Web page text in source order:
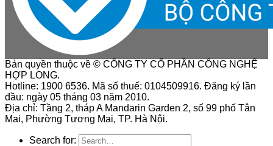
Bản quyền thuộc về © CÔNG TY CỔ PHẦN CÔNG NGHỆ
HỢP LONG.
Hotline: 1900 6536. Mã số thuế: 0104509916. Đăng ký lần
đầu: ngày 05 tháng 03 năm 2010.
Địa chỉ: Tầng 2, tháp A Mandarin Garden 2, số 99 phố Tân
Mai, Phường Tương Mai, TP. Hà Nội.
Search for: